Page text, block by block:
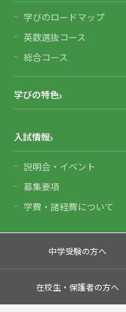
学びのロードマップ
英数選抜コース
総合コース
学びの特色
入試情報
説明会・イベント
募集要項
学費・諸経費について
中学受験の方へ
在校生・保護者の方へ